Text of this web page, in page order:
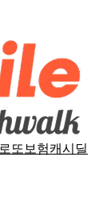
또 보험캐시딜